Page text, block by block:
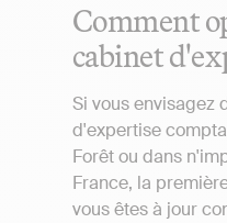
Comment
cabinet
Si vous envisagez
d'expertise
Forêt ou dans
France, la
vous êtes à jour